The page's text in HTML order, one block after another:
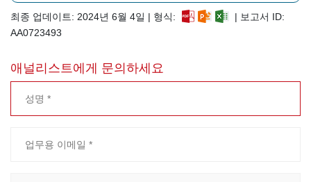
최종 업데이트: 2024년 6월 4일 | 형식:
| 보고서 ID:
AA0723493
애널리스트에게 문의하세요